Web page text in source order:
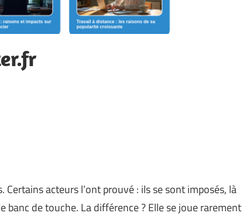
acteurs l’ont prouvé : ils se sont imposés, là
banc de touche. La différence ? Elle se joue rarement